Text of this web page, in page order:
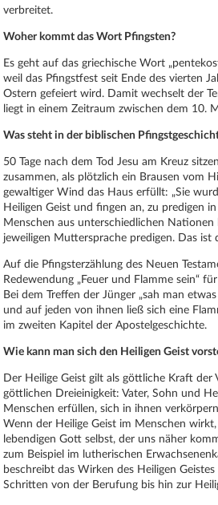
verbreitet.
Woher kommt das Wort Pfingsten?
Es geht auf das griechische Wort
weil das Pfingstfest seit Ende des vierten
Ostern gefeiert wird. Damit wechselt der
liegt in einem Zeitraum zwischen dem 10.
Was steht in der biblischen
50 Tage nach dem Tod Jesu am Kreuz
zusammen, als plötzlich ein Brausen vom
gewaltiger Wind das Haus erfüllt: „Sie
Heiligen Geist und fingen an, zu predigen
Menschen aus unterschiedlichen
jeweiligen Muttersprache predigen. Das ist
Auf die Pfingsterzählung des Neuen
Redewendung „Feuer und Flamme sein“
Bei dem Treffen der Jünger „sah man
und auf jeden von ihnen ließ sich eine
im zweiten Kapitel der Apostelgeschichte.
Wie kann man sich den Heiligen Geist
Der Heilige Geist gilt als göttliche Kraft der
göttlichen Dreieinigkeit: Vater, Sohn und
Menschen erfüllen, sich in ihnen
Wenn der Heilige Geist im Menschen
lebendigen Gott selbst, der uns näher
zum Beispiel im lutherischen
beschreibt das Wirken des Heiligen
Schritten von der Berufung bis hin zur